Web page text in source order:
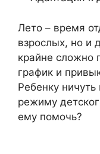
Лето – время
взрослых, но и
крайне сложно
график и
Ребенку ничуть
режиму
ему помочь?